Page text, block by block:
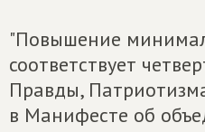
"Повышение
соответствует
Правды,
в Манифесте об